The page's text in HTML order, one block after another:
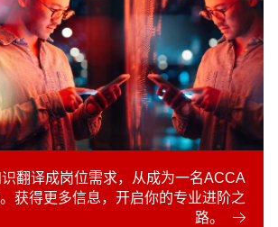
翻译成岗位需求，从成为一名ACCA
获得更多信息，开启你的专业进阶之
路。